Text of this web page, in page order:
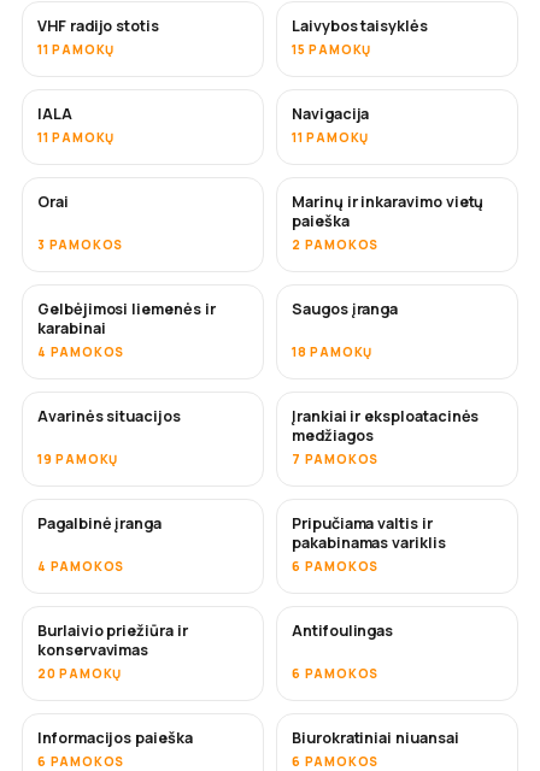
VHF radijo stotis
11 PAMOKŲ
Laivybos taisyklės
15 PAMOKŲ
IALA
11 PAMOKŲ
Navigacija
11 PAMOKŲ
Orai
3 PAMOKOS
Marinų ir inkaravimo vietų
paieška
2 PAMOKOS
Gelbėjimosi liemenės ir
karabinai
4 PAMOKOS
Saugos įranga
18 PAMOKŲ
Avarinės situacijos
19 PAMOKŲ
Įrankiai ir eksploatacinės
medžiagos
7 PAMOKOS
Pagalbinė įranga
4 PAMOKOS
Pripučiama valtis ir
pakabinamas variklis
6 PAMOKOS
Burlaivio priežiūra ir
konservavimas
20 PAMOKŲ
NETRUKUS
Antifoulingas
6 PAMOKOS
Informacijos paieška
6 PAMOKOS
Biurokratiniai niuansai
6 PAMOKOS